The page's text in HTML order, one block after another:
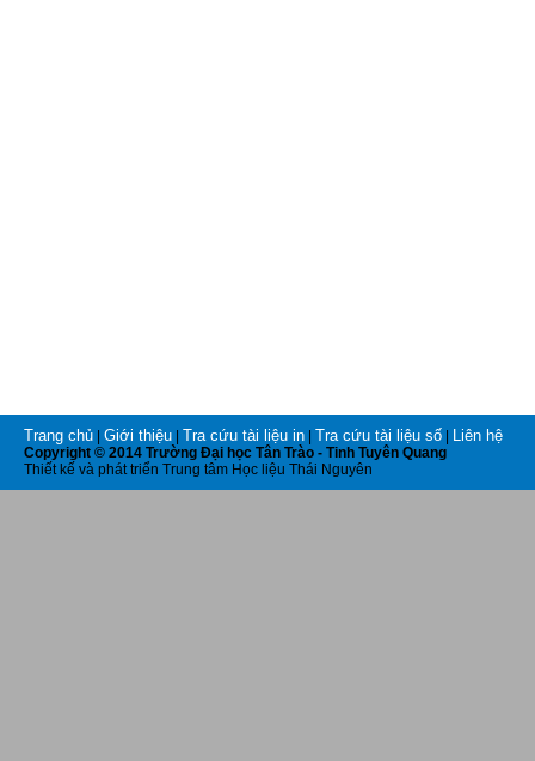
Trang chủ Giới thiệu Tra cứu tài liệu in Tra cứu tài liệu số Liên hệ
Copyright © 2014 Trường Đại học Tân Trào - Tinh Tuyên Quang
Thiết kế và phát triển Trung tâm Học liệu Thái Nguyên